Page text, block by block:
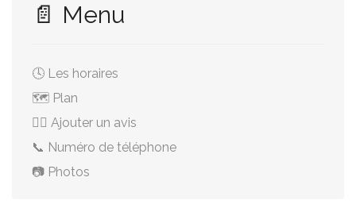
📄 Menu
🕓 Les horaires
🗺️ Plan
✍🏻 Ajouter un avis
📞 Numéro de téléphone
📷 Photos